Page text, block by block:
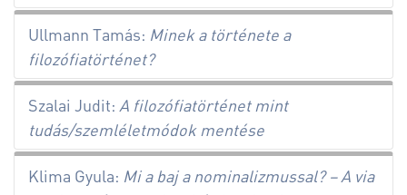
Ullmann Tamás: Minek a története a
filozófiatörténet?
Szalai Judit: A filozófiatörténet mint
tudás/szemléletmódok mentése
Klima Gyula: Mi a baj a nominalizmussal? – A via